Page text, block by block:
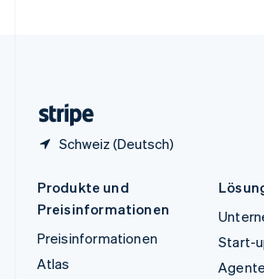
Schweiz (Deutsch)
Produkte und
Preisinformationen
Preisinformationen
Atlas
Start-